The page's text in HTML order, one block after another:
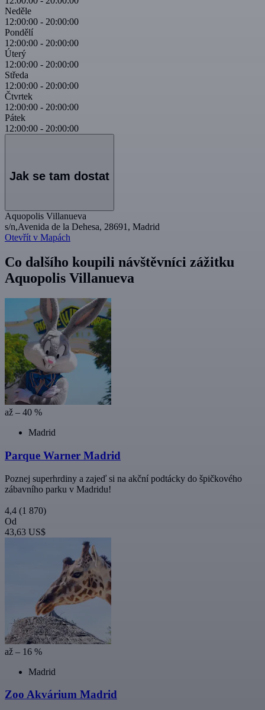
Neděle
12:00:00 - 20:00:00
Pondělí
12:00:00 - 20:00:00
Úterý
12:00:00 - 20:00:00
Středa
12:00:00 - 20:00:00
Čtvrtek
12:00:00 - 20:00:00
Pátek
12:00:00 - 20:00:00
Jak se tam dostat
Aquopolis Villanueva
s/n,Avenida de la Dehesa, 28691, Madrid
Otevřít v Mapách
Co dalšího koupili návštěvníci zážitku
Aquopolis Villanueva
až – 40 %
Madrid
Parque Warner Madrid
Poznej superhrdiny a zajeď si na akční podtácky do špičkového
zábavního parku v Madridu!
4,4 (1 870)
Od
43,63 US$
až – 16 %
Madrid
Zoo Akvárium Madrid